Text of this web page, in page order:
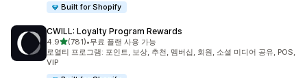
Built for Shopify
CWILL: Loyalty Program Rewards
4.9별 5개 중
(781)
총 리뷰 781개
•무료 플랜 사용 가능
로열티 프로그램: 포인트, 보상, 추천, 멤버십, 회원, 소셜 미디어 공유, POS,
VIP